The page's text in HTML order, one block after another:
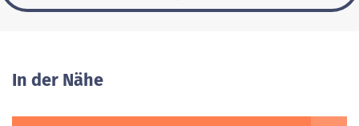
In der Nähe